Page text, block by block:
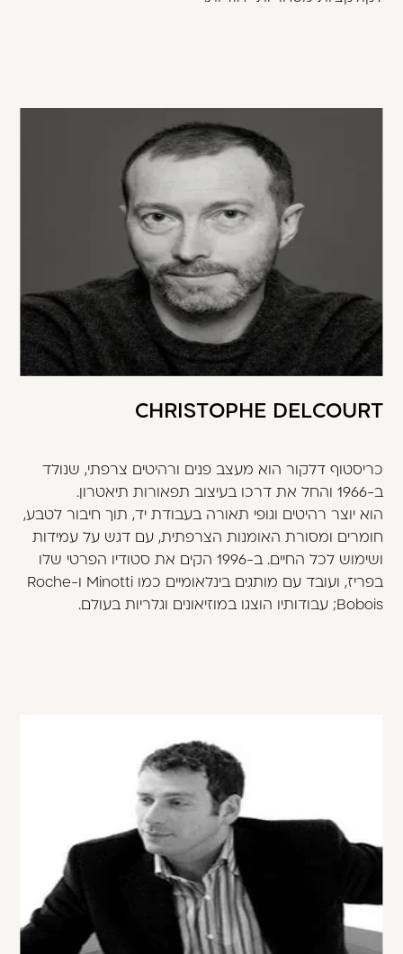
CHRISTOPHE DELCOURT
כריסטוף דלקור הוא מעצב פנים ורהיטים צרפתי, שנולד
ב-1966 והחל את דרכו בעיצוב תפאורות תיאטרון.
הוא יוצר רהיטים וגופי תאורה בעבודת יד, תוך חיבור לטבע,
חומרים ומסורת האומנות הצרפתית, עם דגש על עמידות
ושימוש לכל החיים. ב-1996 הקים את סטודיו הפרטי שלו
בפריז, ועובד עם מותגים בינלאומיים כמו Minotti ו-Roche
Bobois; עבודותיו הוצגו במוזיאונים וגלריות בעולם.